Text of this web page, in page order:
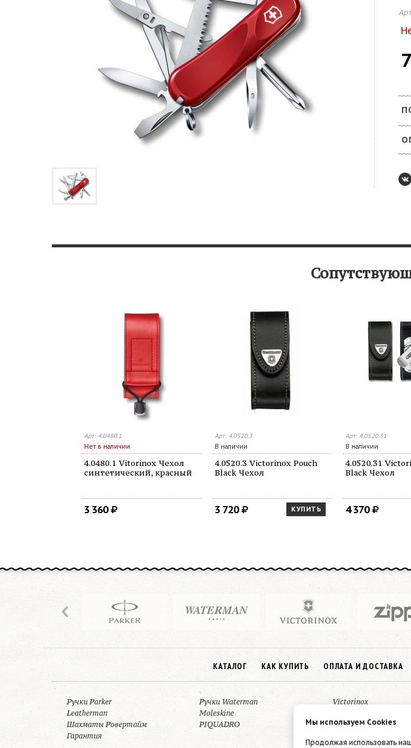
Арт: 4.0480.1
Нет в наличии
4.0480.1 Vitorinox Чехол
синтетический, красный
3 360
Арт: 4.0520.3
В наличии
4.0520.3 Victorinox Pouch
Black Чехол
3 720 КУПИТЬ
Арт: 4.0520.31
В наличии
4.0520.31
Black Чехол
4 370
КАТАЛОГ КАК КУПИТЬ ОПЛАТА И ДОСТАВКА
Ручки Parker Ручки Waterman Victorinox
Leatherman
Moleskine
Шахматы Ровертайм
PIQUADRO MagLite фонари
Гарантия
Мы используем Cookies
Продолжая использовать